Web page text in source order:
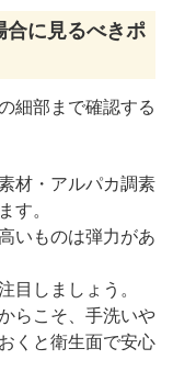
合に見るべきポ
細部まで確認する
材・アルパカ調素
。
いものは弾力があ
しましょう。
らこそ、手洗いや
くと衛生面で安心